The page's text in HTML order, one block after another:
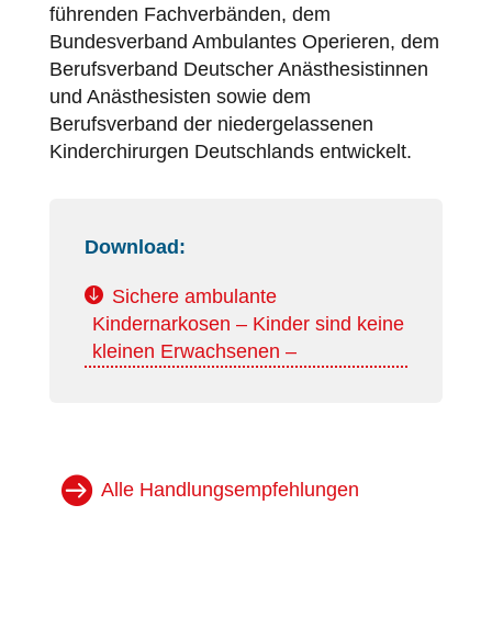
führenden Fachverbänden, dem
Bundesverband Ambulantes Operieren, dem
Berufsverband Deutscher Anästhesistinnen
und Anästhesisten sowie dem
Berufsverband der niedergelassenen
Kinderchirurgen Deutschlands entwickelt.
Download:
Sichere ambulante
Kindernarkosen – Kinder sind keine
kleinen Erwachsenen –
Alle Handlungsempfehlungen